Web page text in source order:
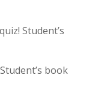
Student’s
book